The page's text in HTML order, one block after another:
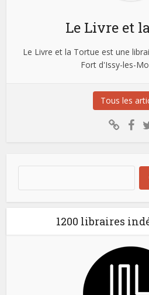
Le Livre et
Le Livre et la Tortue est une
Fort d'Issy-les-
Tous les
1200 libraires